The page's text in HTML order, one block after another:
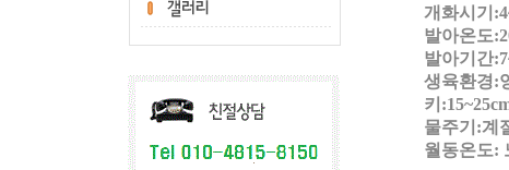
개화시기
발아온도
발아기간
생육환경:
키
물주기:계
월동온도: